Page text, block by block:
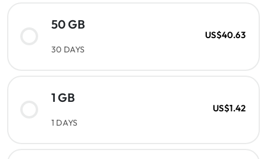
50 GB
30 DAYS
US$40.63
1 GB
1 DAYS
US$1.42